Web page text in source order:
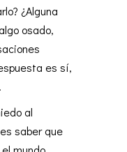
¿Alguna
osado,
es sí,
al
saber que